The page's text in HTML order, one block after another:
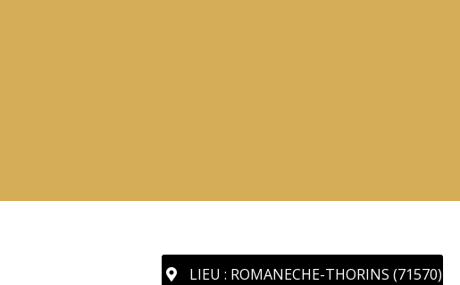
LIEU : ROMANECHE-THORINS (71570)